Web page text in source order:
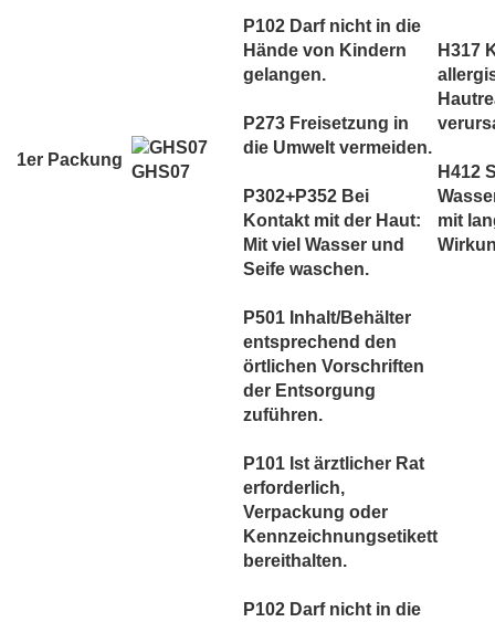
1er Packung
GHS07
P102 Darf nicht in die
Hände von Kindern
gelangen.
P273 Freisetzung in
die Umwelt vermeiden.
P302+P352 Bei
Kontakt mit der Haut:
Mit viel Wasser und
Seife waschen.
P501 Inhalt/Behälter
entsprechend den
örtlichen Vorschriften
der Entsorgung
zuführen.
H317
H412
mit
P101 Ist ärztlicher Rat
erforderlich,
Verpackung oder
Kennzeichnungsetikett
bereithalten.
P102 Darf nicht in die